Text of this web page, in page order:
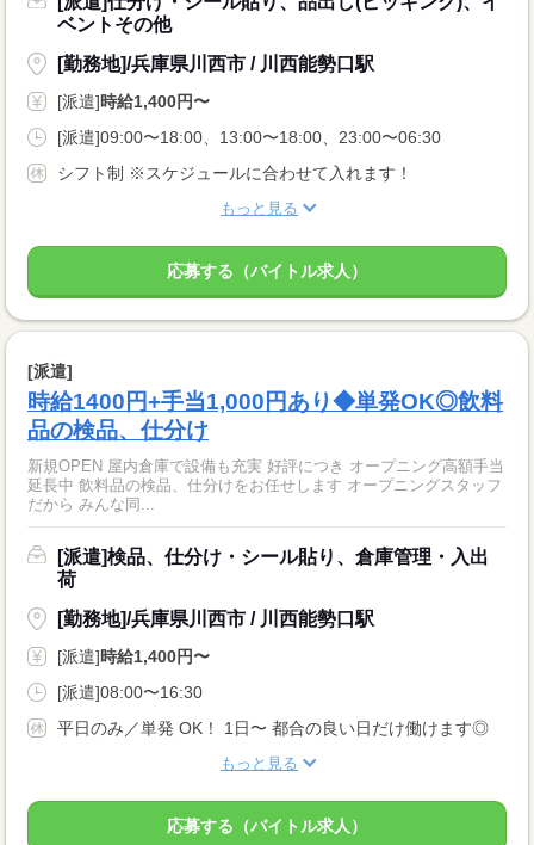
ベントその他
[勤務地]/兵庫県川西市 / 川西能勢口駅
[派遣]時給1,400円〜
[派遣]09:00〜18:00、13:00〜18:00、23:00〜06:30
シフト制 ※スケジュールに合わせて入れます！
もっと見る
応募する（バイトル求人）
[派遣]
時給1400円+手当1,000円あり◆単発OK◎飲料
品の検品、仕分け
新規OPEN 屋内倉庫で設備も充実 好評につき オープニング高額手当
延長中 飲料品の検品、仕分けをお任せします オープニングスタッフ
だから みんな同...
[派遣]検品、仕分け・シール貼り、倉庫管理・入出
荷
[勤務地]/兵庫県川西市 / 川西能勢口駅
[派遣]時給1,400円〜
[派遣]08:00〜16:30
平日のみ／単発 OK！ 1日〜 都合の良い日だけ働けます◎
もっと見る
応募する（バイトル求人）